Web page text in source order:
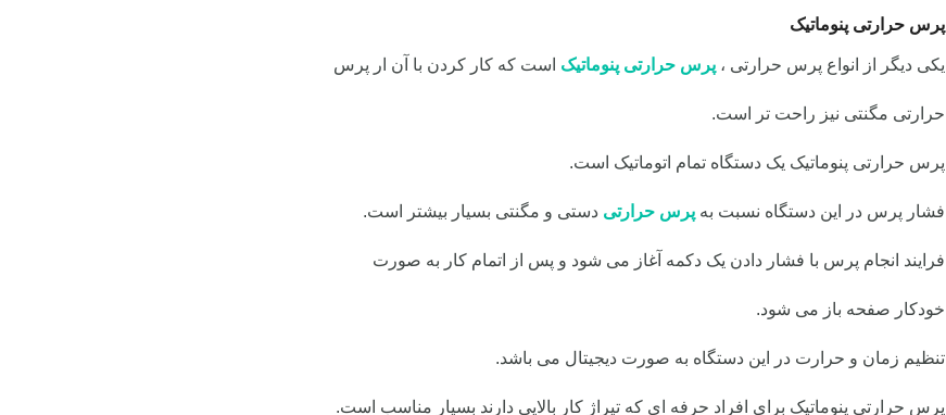
پرس حرارتی پنوماتیک
یکی دیگر از انواع پرس حرارتی ،پرس حرارتی پنوماتیک است که کار کردن با آن ار پرس
حرارتی مگنتی نیز راحت تر است.
پرس حرارتی پنوماتیک یک دستگاه تمام اتوماتیک است.
فشار پرس در این دستگاه نسبت بهپرس حرارتی دستی و مگنتی بسیار بیشتر است.
فرایند انجام پرس با فشار دادن یک دکمه آغاز می شود و پس از اتمام کار به صورت
خودکار صفحه باز می شود.
تنظیم زمان و حرارت در این دستگاه به صورت دیجیتال می باشد.
پرس حرارتی پنوماتیک برای افراد حرفه ای که تیراژ کار بالایی دارند بسیار مناسب است.